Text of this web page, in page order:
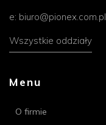
e: biuro@pionex.com.pl
Wszystkie oddziały
Menu
O firmie